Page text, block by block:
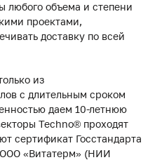
любого объема и степени
проектами,
доставку по всей
из
с длительным сроком
даем 10-летнюю
Techno® проходят
сертификат Госстандарта
«Витатерм» (НИИ